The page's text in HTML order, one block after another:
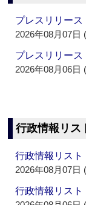
プレスリリー
2026年08月07日
プレスリリー
2026年08月06日
行政情報リス
行政情報リス
2026年08月07日
行政情報リス